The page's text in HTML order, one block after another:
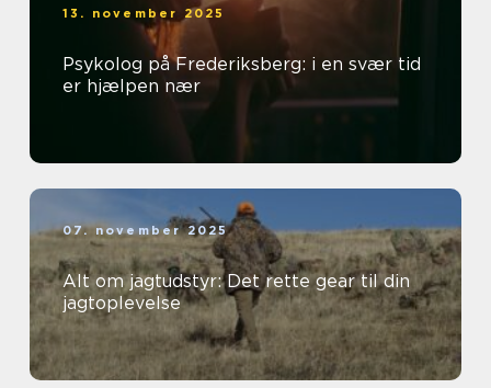
13. november 2025
Psykolog på Frederiksberg: i en svær tid
er hjælpen nær
07. november 2025
Alt om jagtudstyr: Det rette gear til din
jagtoplevelse